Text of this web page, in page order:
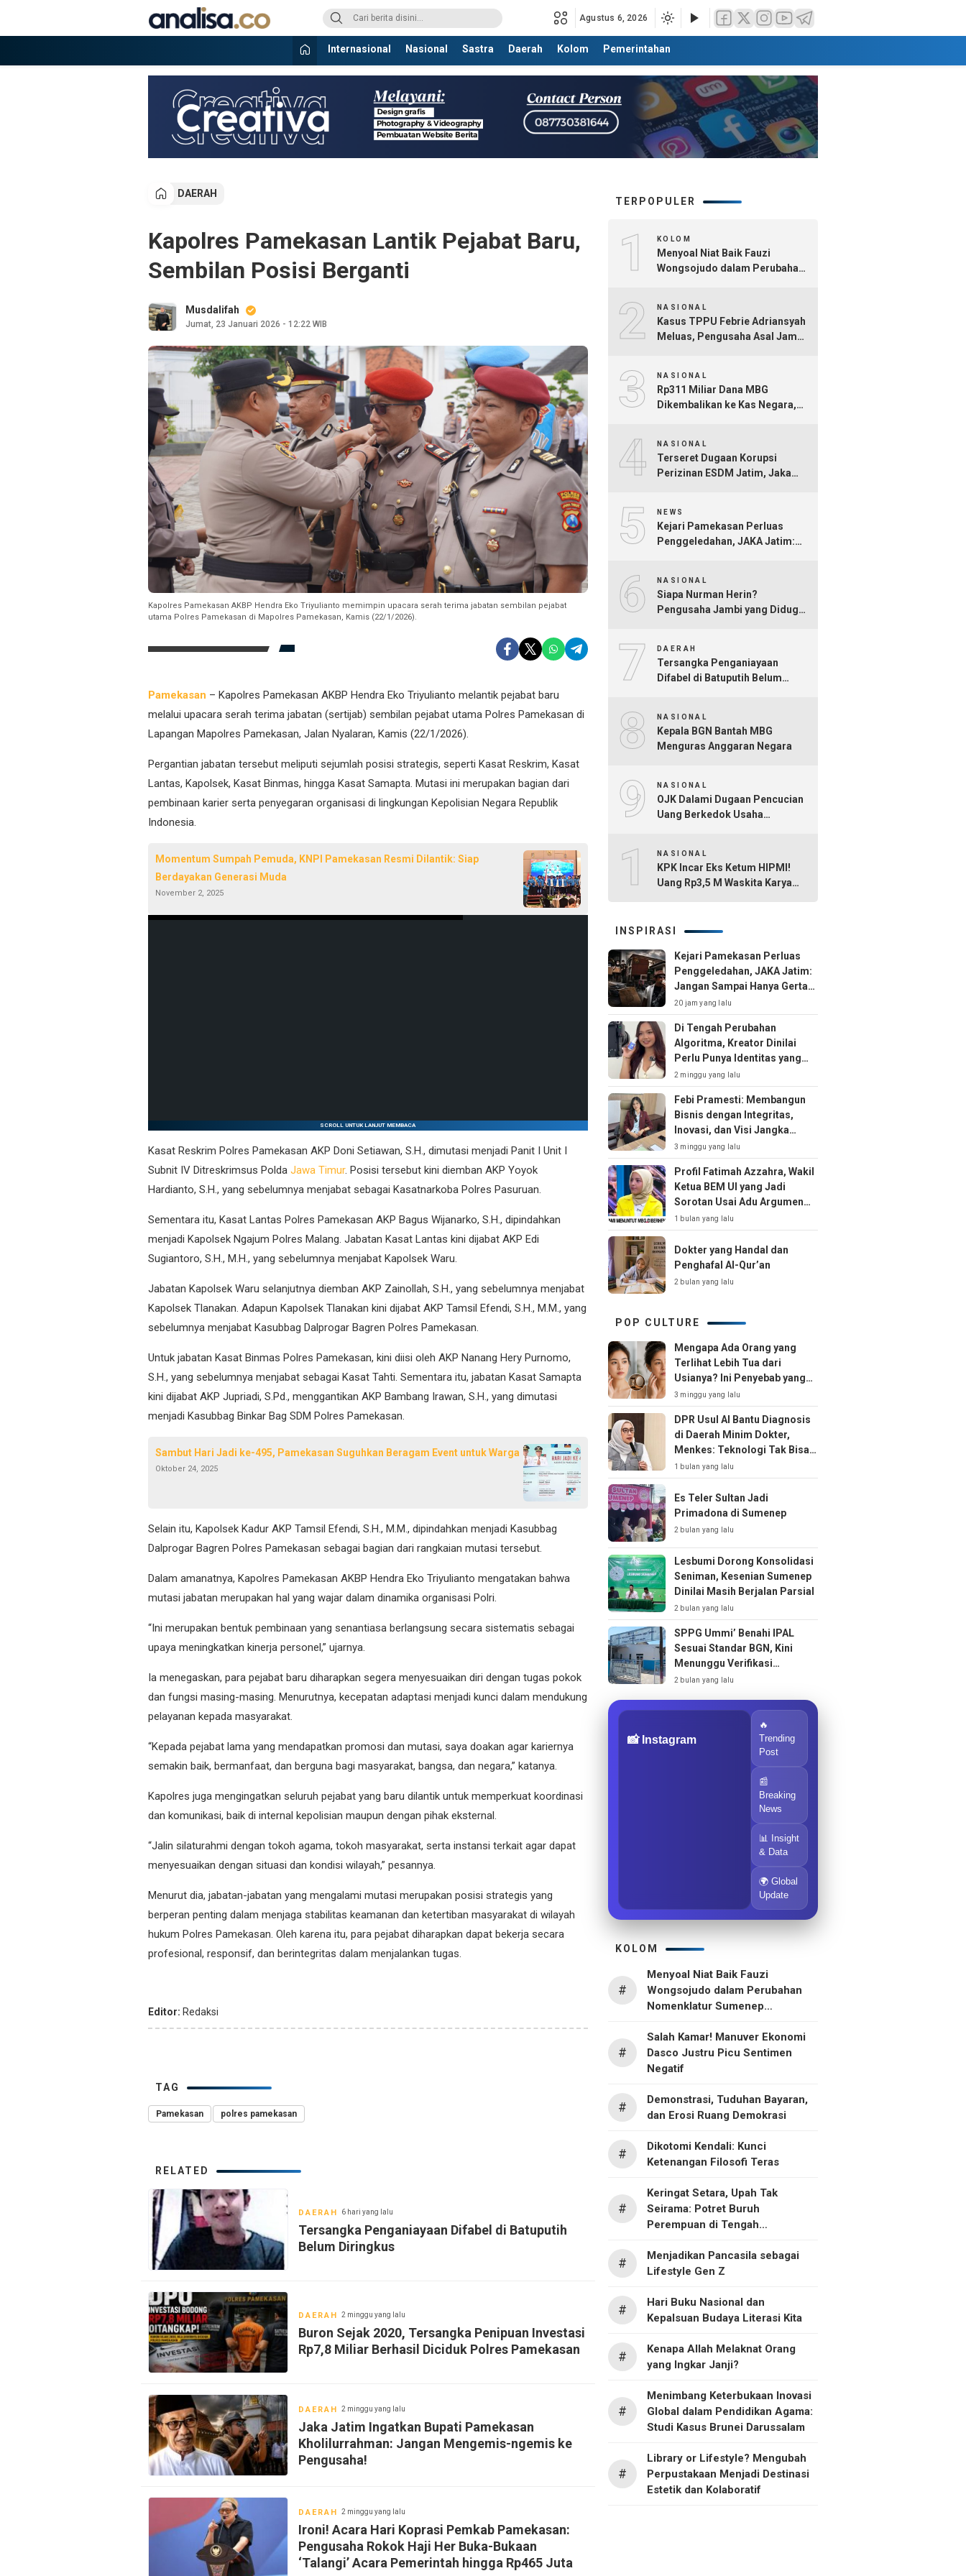
konten
Agustus 6, 2026
Internasional Nasional Sastra Daerah Kolom Pemerintahan
DAERAH
Kapolres Pamekasan Lantik Pejabat Baru,
Sembilan Posisi Berganti
Musdalifah
Jumat, 23 Januari 2026 - 12:22 WIB
Kapolres Pamekasan AKBP Hendra Eko Triyulianto memimpin upacara serah terima jabatan sembilan pejabat
utama Polres Pamekasan di Mapolres Pamekasan, Kamis (22/1/2026).
Pamekasan – Kapolres Pamekasan AKBP Hendra Eko Triyulianto melantik pejabat baru
melalui upacara serah terima jabatan (sertijab) sembilan pejabat utama Polres Pamekasan di
Lapangan Mapolres Pamekasan, Jalan Nyalaran, Kamis (22/1/2026).
Pergantian jabatan tersebut meliputi sejumlah posisi strategis, seperti Kasat Reskrim, Kasat
Lantas, Kapolsek, Kasat Binmas, hingga Kasat Samapta. Mutasi ini merupakan bagian dari
pembinaan karier serta penyegaran organisasi di lingkungan Kepolisian Negara Republik
Indonesia.
Momentum Sumpah Pemuda, KNPI Pamekasan Resmi Dilantik: Siap
Berdayakan Generasi Muda
November 2, 2025
SCROLL UNTUK LANJUT MEMBACA
Kasat Reskrim Polres Pamekasan AKP Doni Setiawan, S.H., dimutasi menjadi Panit I Unit I
Subnit IV Ditreskrimsus Polda Jawa Timur. Posisi tersebut kini diemban AKP Yoyok
Hardianto, S.H., yang sebelumnya menjabat sebagai Kasatnarkoba Polres Pasuruan.
Sementara itu, Kasat Lantas Polres Pamekasan AKP Bagus Wijanarko, S.H., dipindahkan
menjadi Kapolsek Ngajum Polres Malang. Jabatan Kasat Lantas kini dijabat AKP Edi
Sugiantoro, S.H., M.H., yang sebelumnya menjabat Kapolsek Waru.
Jabatan Kapolsek Waru selanjutnya diemban AKP Zainollah, S.H., yang sebelumnya menjabat
Kapolsek Tlanakan. Adapun Kapolsek Tlanakan kini dijabat AKP Tamsil Efendi, S.H., M.M., yang
sebelumnya menjabat Kasubbag Dalprogar Bagren Polres Pamekasan.
Untuk jabatan Kasat Binmas Polres Pamekasan, kini diisi oleh AKP Nanang Hery Purnomo,
S.H., yang sebelumnya menjabat sebagai Kasat Tahti. Sementara itu, jabatan Kasat Samapta
kini dijabat AKP Jupriadi, S.Pd., menggantikan AKP Bambang Irawan, S.H., yang dimutasi
menjadi Kasubbag Binkar Bag SDM Polres Pamekasan.
Sambut Hari Jadi ke-495, Pamekasan Suguhkan Beragam Event untuk Warga
Oktober 24, 2025
Selain itu, Kapolsek Kadur AKP Tamsil Efendi, S.H., M.M., dipindahkan menjadi Kasubbag
Dalprogar Bagren Polres Pamekasan sebagai bagian dari rangkaian mutasi tersebut.
Dalam amanatnya, Kapolres Pamekasan AKBP Hendra Eko Triyulianto mengatakan bahwa
mutasi jabatan merupakan hal yang wajar dalam dinamika organisasi Polri.
“Ini merupakan bentuk pembinaan yang senantiasa berlangsung secara sistematis sebagai
upaya meningkatkan kinerja personel,” ujarnya.
Ia menegaskan, para pejabat baru diharapkan segera menyesuaikan diri dengan tugas pokok
dan fungsi masing-masing. Menurutnya, kecepatan adaptasi menjadi kunci dalam mendukung
pelayanan kepada masyarakat.
“Kepada pejabat lama yang mendapatkan promosi dan mutasi, saya doakan agar kariernya
semakin baik, bermanfaat, dan berguna bagi masyarakat, bangsa, dan negara,” katanya.
Kapolres juga mengingatkan seluruh pejabat yang baru dilantik untuk memperkuat koordinasi
dan komunikasi, baik di internal kepolisian maupun dengan pihak eksternal.
“Jalin silaturahmi dengan tokoh agama, tokoh masyarakat, serta instansi terkait agar dapat
menyesuaikan dengan situasi dan kondisi wilayah,” pesannya.
Menurut dia, jabatan-jabatan yang mengalami mutasi merupakan posisi strategis yang
berperan penting dalam menjaga stabilitas keamanan dan ketertiban masyarakat di wilayah
hukum Polres Pamekasan. Oleh karena itu, para pejabat diharapkan dapat bekerja secara
profesional, responsif, dan berintegritas dalam menjalankan tugas.
Editor: Redaksi
TAG
Pamekasan polres pamekasan
RELATED
DAERAH 6 hari yang lalu
Tersangka Penganiayaan Difabel di Batuputih
Belum Diringkus
DAERAH 2 minggu yang lalu
Buron Sejak 2020, Tersangka Penipuan Investasi
Rp7,8 Miliar Berhasil Diciduk Polres Pamekasan
DAERAH 2 minggu yang lalu
Jaka Jatim Ingatkan Bupati Pamekasan
Kholilurrahman: Jangan Mengemis-ngemis ke
Pengusaha!
DAERAH 2 minggu yang lalu
‎Ironi! Acara Hari Koprasi Pemkab Pamekasan:
Pengusaha Rokok Haji Her Buka-Bukaan
TERPOPULER
1 KOLOM
Menyoal Niat Baik Fauzi
Wongsojudo dalam Perubahan
2 NASIONAL
Kasus TPPU Febrie Adriansyah
Meluas, Pengusaha Asal Jambi
3 NASIONAL
Rp311 Miliar Dana MBG
Dikembalikan ke Kas Negara,
4 NASIONAL
Terseret Dugaan Korupsi
Perizinan ESDM Jatim, Jaka
5 NEWS
Kejari Pamekasan Perluas
Penggeledahan, JAKA Jatim:
6 NASIONAL
Siapa Nurman Herin?
Pengusaha Jambi yang Diduga
7 DAERAH
Tersangka Penganiayaan
Difabel di Batuputih Belum
8 NASIONAL
Kepala BGN Bantah MBG
Menguras Anggaran Negara
9 NASIONAL
OJK Dalami Dugaan Pencucian
Uang Berkedok Usaha
10NASIONAL
KPK Incar Eks Ketum HIPMI!
Uang Rp3,5 M Waskita Karya
INSPIRASI
Kejari Pamekasan Perluas
Penggeledahan, JAKA Jatim:
Jangan Sampai Hanya Gertak
Sambal!
20 jam yang lalu
Di Tengah Perubahan
Algoritma, Kreator Dinilai
Perlu Punya Identitas yang
Kuat
2 minggu yang lalu
Febi Pramesti: Membangun
Bisnis dengan Integritas,
Inovasi, dan Visi Jangka
Panjang
3 minggu yang lalu
Profil Fatimah Azzahra, Wakil
Ketua BEM UI yang Jadi
Sorotan Usai Adu Argumen
soal MBG
1 bulan yang lalu
Dokter yang Handal dan
Penghafal Al-Qur’an
2 bulan yang lalu
POP CULTURE
Mengapa Ada Orang yang
Terlihat Lebih Tua dari
Usianya? Ini Penyebab yang
Jarang Disadari
3 minggu yang lalu
DPR Usul AI Bantu Diagnosis
di Daerah Minim Dokter,
Menkes: Teknologi Tak Bisa
Gantikan Peran Dokter
1 bulan yang lalu
Es Teler Sultan Jadi
Primadona di Sumenep
2 bulan yang lalu
Lesbumi Dorong Konsolidasi
Seniman, Kesenian Sumenep
Dinilai Masih Berjalan Parsial
2 bulan yang lalu
SPPG Ummi’ Benahi IPAL
Sesuai Standar BGN, Kini
Menunggu Verifikasi
Operasional
2 bulan yang lalu
📸 Instagram
🔥
Trending
Post
📰
Breaking
News
📊 Insight
& Data
🌍 Global
Update
KOLOM
#
Menyoal Niat Baik Fauzi
Wongsojudo dalam Perubahan
Nomenklatur Sumenep
#
Salah Kamar! Manuver Ekonomi
Dasco Justru Picu Sentimen
Negatif
#
Demonstrasi, Tuduhan Bayaran,
dan Erosi Ruang Demokrasi
#
Dikotomi Kendali: Kunci
Ketenangan Filosofi Teras
#
Keringat Setara, Upah Tak
Seirama: Potret Buruh
Perempuan di Tengah
#
Menjadikan Pancasila sebagai
Lifestyle Gen Z
#
Hari Buku Nasional dan
Kepalsuan Budaya Literasi Kita
#
Kenapa Allah Melaknat Orang
yang Ingkar Janji?
#
Menimbang Keterbukaan Inovasi
Global dalam Pendidikan Agama:
Studi Kasus Brunei Darussalam
#
Library or Lifestyle? Mengubah
Perpustakaan Menjadi Destinasi
Estetik dan Kolaboratif